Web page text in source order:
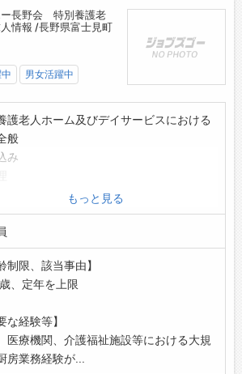
ー長野会 特別養護老
情報 /長野県富士見町
男女活躍中
護老人ホーム及びデイサービスにおける
般
み
所者 80名 3食とおやつ
サービス 25名 昼食とおやつ
囲:変更なし
和9年4月以降の採
ります。
もっと見る
制限、該当事由】
、定年を上限
な経験等】
医療機関、介護福祉施設等における大規
房業務経験が...